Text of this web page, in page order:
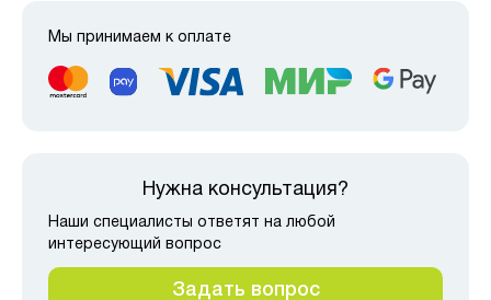
Мы принимаем к оплате
Нужна консультация?
Наши специалисты ответят на любой
интересующий вопрос
Задать вопрос